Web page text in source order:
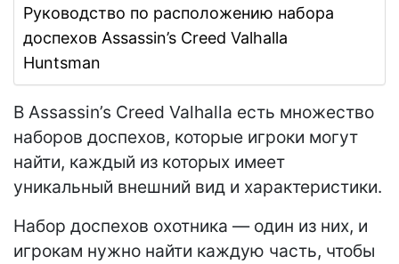
Руководство по расположению набора
доспехов Assassin’s Creed Valhalla
Huntsman
В Assassin’s Creed Valhalla есть множество
наборов доспехов, которые игроки могут
найти, каждый из которых имеет
уникальный внешний вид и характеристики.
Набор доспехов охотника — один из них, и
игрокам нужно найти каждую часть, чтобы